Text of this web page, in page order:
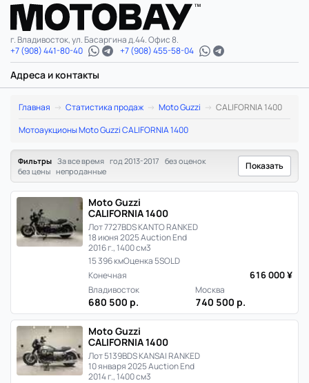
г. Владивосток, ул. Басаргина д.44. Офис 8.
+7 (908) 441-80-40
+7 (908) 455-58-04
Адреса и контакты
Moto
Guzzi
CALIFORNIA
1400:
статистика
цен
продаж
в
Японии
Главная Статистика продаж Moto Guzzi
CALIFORNIA 1400
Мотоаукционы Moto Guzzi CALIFORNIA 1400
Фильтры За все время год 2013-2017 без оценок
без цены непроданные Показать
Moto Guzzi
CALIFORNIA 1400
Лот 7727BDS KANTO RANKED
18 июня 2025 Auction End
2016 г., 1400 см3
15 396 кмОценка 5SOLD
Конечная
616 000 ¥
Владивосток
680 500 р.
Москва
740 500 р.
Moto Guzzi
CALIFORNIA 1400
Лот 5139BDS KANSAI RANKED
10 января 2025 Auction End
2014 г., 1400 см3